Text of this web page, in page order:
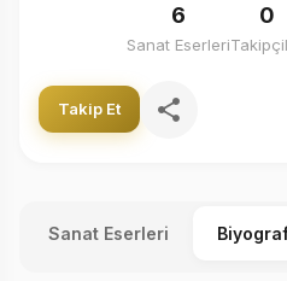
6
Sanat Eserleri
0
Takip Et
Sanat Eserleri